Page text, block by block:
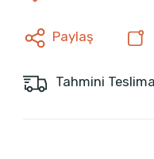
Paylaş
Tahmini